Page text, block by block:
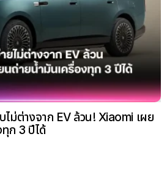
ไม่ต่างจาก EV ล้วน! Xiaomi เผย
ก 3 ปีได้